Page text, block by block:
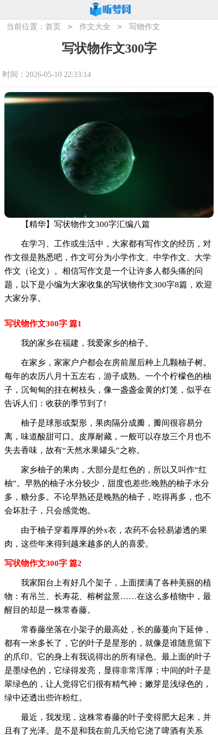
当前位置：首页 > 作文大全 > 写物作文
写状物作文300字
时间：2026-05-10 22:33:14
【精华】写状物作文300字汇编八篇
在学习、工作或生活中，大家都有写作文的经历，对
作文很是熟悉吧，作文可分为小学作文、中学作文、大学
作文（论文）。相信写作文是一个让许多人都头痛的问
题，以下是小编为大家收集的写状物作文300字8篇，欢迎
大家分享。
写状物作文300字 篇1
我的家乡在福建，我爱家乡的柚子。
在家乡，家家户户都会在房前屋后种上几颗柚子树。
每年的农历八月十五左右，游子成熟。一个个柠檬色的柚
子，沉甸甸的挂在树枝头，像一盏盏金黄的灯笼，似乎在
告诉人们：收获的季节到了!
柚子是球形或梨形，果肉隔分成瓣，瓣间很容易分
离，味道酸甜可口。皮厚耐藏，一般可以存放三个月也不
失去香味，故有“天然水果罐头”之称。
家乡柚子的果肉，大部分是红色的，所以又叫作“红
柚”。早熟的柚子水分较少，甜度也差些;晚熟的柚子水分
多，糖分多。不论早熟还是晚熟的柚子，吃得再多，也不
会坏肚子，只会感觉饱。
由于柚子穿着厚厚的外x衣，农药不会轻易渗透的果
肉，这些年来得到越来越多的人的喜爱。
写状物作文300字 篇2
我家阳台上有好几个架子，上面摆满了各种美丽的植
物：有吊兰、长寿花、榕树盆景……在这么多植物中，最
醒目的却是一株常春藤。
常春藤坐落在小架子的最高处，长的藤蔓向下延伸，
都有一米多长了，它的叶子是星形的，就像是谁随意留下
的爪印。它的身上有我说得出的所有绿色。最上面的叶子
是墨绿色的，它绿得发亮，显得非常浑厚；中间的叶子是
翠绿色的，让人觉得它们很有精气神；嫩芽是浅绿色的，
绿中还透出些许粉红。
最近，我发现，这株常春藤的叶子变得肥大起来，并
且有了光泽。是不是和我在前几天给它浇了啤酒有关系